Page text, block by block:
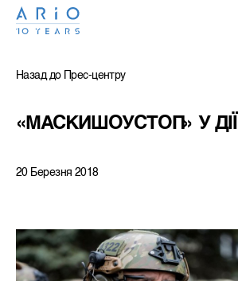
Назад до Прес-центру
«МАСКИШОУСТОП» У ДІЇ
20 Березня 2018